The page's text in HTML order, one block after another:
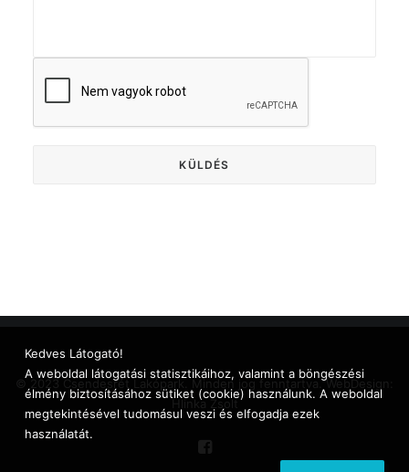
© 2023 Csendesrét Lakópark. Minden jog fenntartva. WebDesign:
Hlinka Zsolt
Kedves Látogató!
A weboldal látogatási statisztikáihoz, valamint a böngészési
élmény biztosításához sütiket (cookie) használunk. A weboldal
megtekintésével tudomásul veszi és elfogadja ezek
használatát.